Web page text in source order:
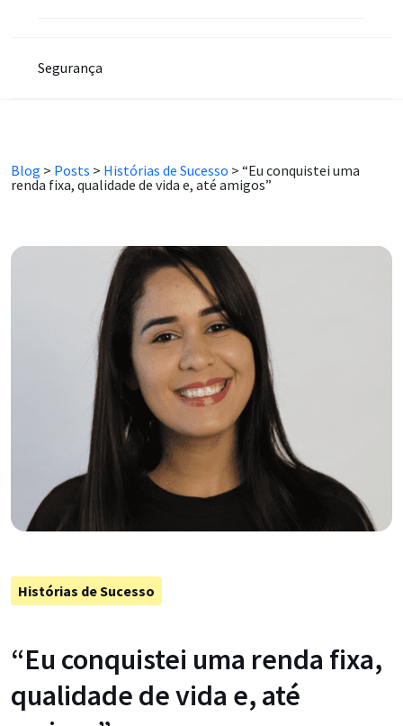
Segurança
Blog > Posts > Histórias de Sucesso > “Eu conquistei uma
renda fixa, qualidade de vida e, até amigos”
Histórias de Sucesso
“Eu conquistei uma renda fixa,
qualidade de vida e, até